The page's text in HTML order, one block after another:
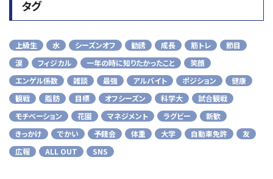
タグ
上級生 水 シーズンオフ 勧誘 成長 筋トレ
節目
涙
フィジカル 一年の時に知りたかったこと
笑顔
エンゲル係数
雑談 最強 アルバイト ポジション
健康
観戦
脂肪 目標 オフシーズン 科学大
試合観戦
モチベーション
花園 マネジメント ラグビー
新歓
きっかけ
でかい 予餞会 体重 大学 自動車免許
友
広報
ALL OUT SNS